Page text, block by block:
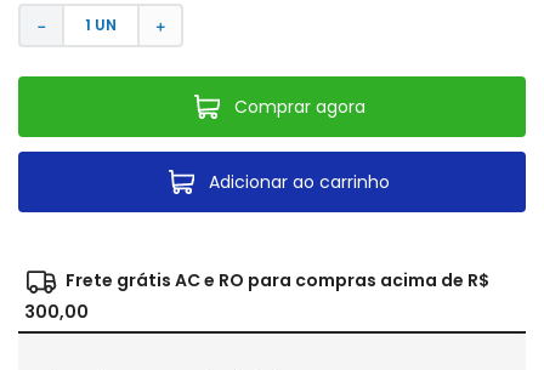
＋
－
Comprar agora
Adicionar ao carrinho
Frete grátis AC e RO para compras acima de R$
300,00